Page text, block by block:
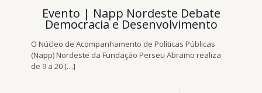
Evento | Napp Nordeste Debate
Democracia e Desenvolvimento
O Núcleo de Acompanhamento de Políticas Públicas
(Napp) Nordeste da Fundação Perseu Abramo realiza
de 9 a 20[…]